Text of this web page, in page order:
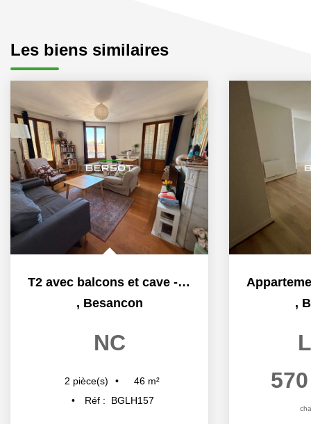
Les biens similaires
T2 avec balcons et cave - centre-ville
, Besancon
NC
2 pièce(s) 46 m²
Réf :
BGLH157
,